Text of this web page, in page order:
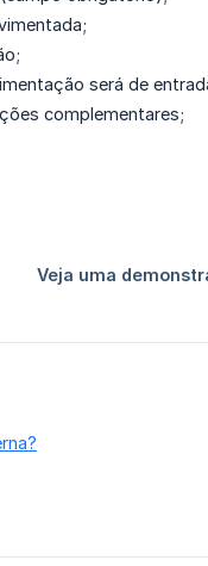
será de
complementares;